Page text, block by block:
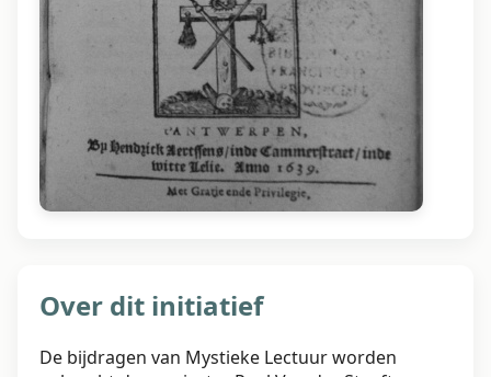
Over dit initiatief
De bijdragen van Mystieke Lectuur worden